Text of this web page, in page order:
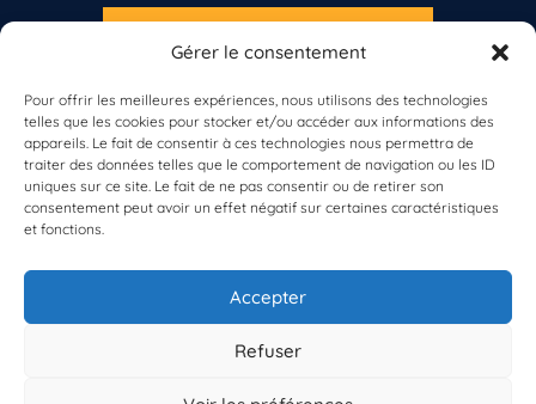
Gérer le consentement
Pour offrir les meilleures expériences, nous utilisons des technologies
telles que les cookies pour stocker et/ou accéder aux informations des
appareils. Le fait de consentir à ces technologies nous permettra de
traiter des données telles que le comportement de navigation ou les ID
uniques sur ce site. Le fait de ne pas consentir ou de retirer son
consentement peut avoir un effet négatif sur certaines caractéristiques
et fonctions.
Accepter
Refuser
À propos de BioLit
Vos données d'observation
Ressources
Résultats du programme
Contacts
S'INSCRIRE À LA NEWSLETTER
Vous n’êtes pas encore inscrit à Biolit ?
Inscrivez-vous dès maintenant